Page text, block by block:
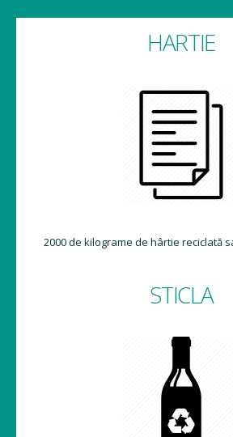
HARTIE
2000 de kilograme de hârtie reciclată
STICLA